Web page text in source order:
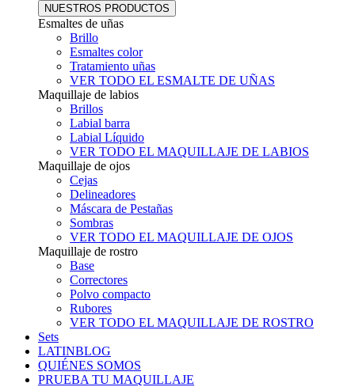
NUESTROS PRODUCTOS
Esmaltes de uñas
Brillo
Esmaltes color
Tratamiento uñas
VER TODO EL ESMALTE DE UÑAS
Maquillaje de labios
Brillos
Labial barra
Labial Líquido
VER TODO EL MAQUILLAJE DE LABIOS
Maquillaje de ojos
Cejas
Delineadores
Máscara de Pestañas
Sombras
VER TODO EL MAQUILLAJE DE OJOS
Maquillaje de rostro
Base
Correctores
Polvo compacto
Rubores
VER TODO EL MAQUILLAJE DE ROSTRO
Sets
LATINBLOG
QUIÉNES SOMOS
PRUEBA TU MAQUILLAJE